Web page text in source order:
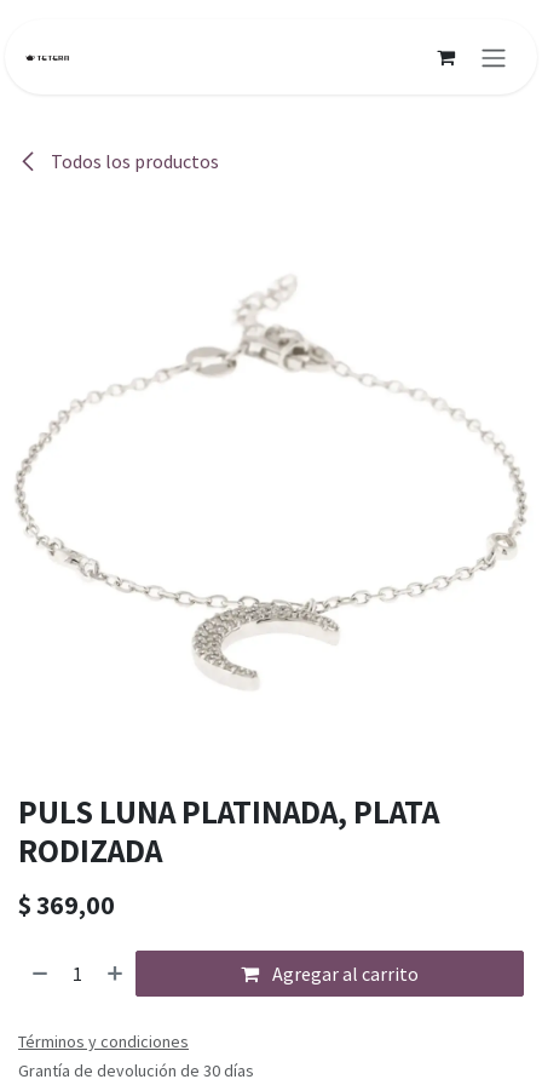
Todos los productos
PULS LUNA PLATINADA, PLATA
RODIZADA
$369,00
Agregar al carrito
Términos y condiciones
Grantía de devolución de 30 días